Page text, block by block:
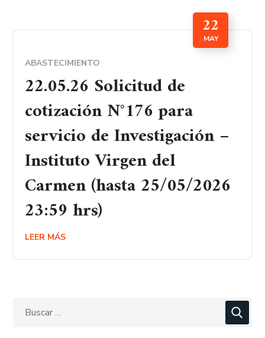
22
MAY
ABASTECIMIENTO
22.05.26 Solicitud de
cotización N°176 para
servicio de Investigación –
Instituto Virgen del
Carmen (hasta 25/05/2026
23:59 hrs)
LEER MÁS